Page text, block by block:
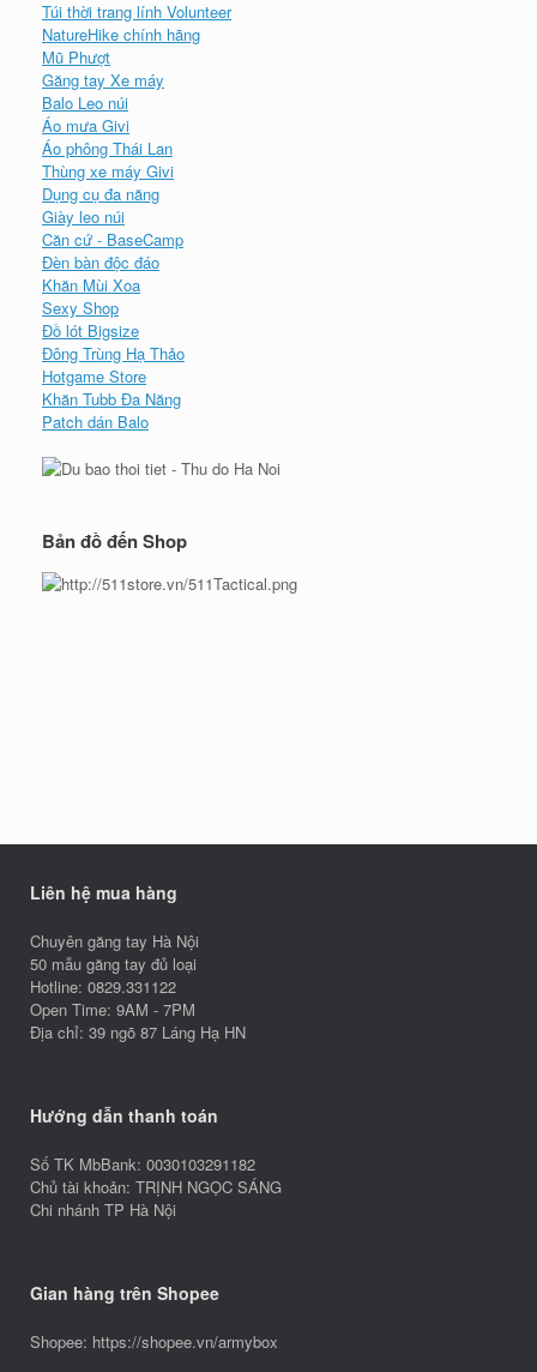
Túi thời trang lính Volunteer
NatureHike chính hãng
Mũ Phượt
Găng tay Xe máy
Balo Leo núi
Áo mưa Givi
Áo phông Thái Lan
Thùng xe máy Givi
Dụng cụ đa năng
Giày leo núi
Căn cứ - BaseCamp
Đèn bàn độc đáo
Khăn Mùi Xoa
Sexy Shop
Đồ lót Bigsize
Đông Trùng Hạ Thảo
Hotgame Store
Khăn Tubb Đa Năng
Patch dán Balo
Bản đồ đến Shop
Liên hệ mua hàng
Chuyên găng tay Hà Nội
50 mẫu găng tay đủ loại
Hotline: 0829.331122
Open Time: 9AM - 7PM
Địa chỉ: 39 ngõ 87 Láng Hạ HN
Hướng dẫn thanh toán
Số TK MbBank: 0030103291182
Chủ tài khoản: TRỊNH NGỌC SÁNG
Chi nhánh TP Hà Nội
Gian hàng trên Shopee
Shopee: https://shopee.vn/armybox